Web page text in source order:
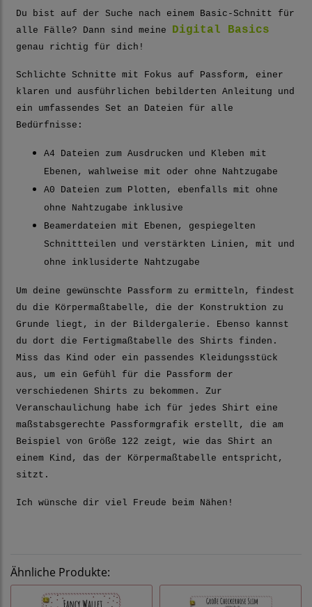
Du bist auf der Suche nach einem Basic-Schnitt für
alle Fälle? Dann sind meine Digital Basics
genau richtig für dich!
Schlichte Schnitte mit Fokus auf Passform, einer
klaren und ausführlichen bebilderten Anleitung und
ein umfassendes Set an Dateien für alle
Bedürfnisse:
A4 Dateien zum Ausdrucken und Kleben mit
Ebenen, wahlweise mit oder ohne Nahtzugabe
A0 Dateien zum Plotten, ebenfalls mit ohne
ohne Nahtzugabe inklusive
Beamerdateien mit Ebenen, gespiegelten
Schnittteilen und verstärkten Linien, mit und
ohne inklusiderte Nahtzugabe
Um deine gewünschte Passform zu ermitteln, findest
du die Körpermaßtabelle, die der Konstruktion zu
Grunde liegt, in der Bildergalerie. Ebenso kannst
du dort die Fertigmaßtabelle des Shirts finden.
Miss das Kind oder ein passendes Kleidungsstück
aus, um ein Gefühl für die Passform der
verschiedenen Shirts zu bekommen. Zur
Veranschaulichung habe ich für jedes Shirt eine
maßstabsgerechte Passformgrafik erstellt, die am
Beispiel von Größe 122 zeigt, wie das Shirt an
einem Kind, das der Körpermaßtabelle entspricht,
sitzt.
Ich wünsche dir viel Freude beim Nähen!
Ähnliche Produkte: